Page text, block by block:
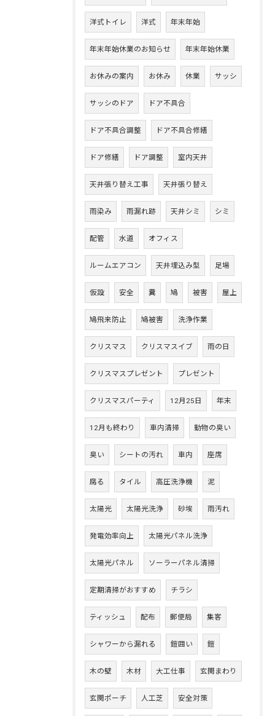
洋式トイレ 洋式 年末年始
年末年始休業のお知らせ 年末年始休業
お休みの案内 お休み 休業 サッシ
サッシのドア ドア不具合
ドア不具合調整 ドア不具合修繕
ドア修繕 ドア調整 室内天井
天井張り替え工事 天井張り替え
雨染み 雨漏れ跡 天井シミ シミ
配管 水道 オフィス
ルームエアコン 天井埋込み型 足場
仮設 安全 糞 鳩 被害 屋上
鳩飛来防止 鳩被害 洗浄作業
クリスマス クリスマスイブ 雨の日
クリスマスプレゼント プレゼント
クリスマスパーティ 12月25日 年末
12月も終わり 車内清掃 動物の臭い
臭い シートの汚れ 車内 座席
腐る タイル 高圧洗浄機 泥
太陽光 太陽光洗浄 砂埃 雨汚れ
発電効率向上 太陽光パネル洗浄
太陽光パネル ソーラーパネル清掃
定期清掃がおすすめ チラシ
ティッシュ 配布 郵便局 集客
シャワーから漏れる 鎧囲い 鎧
木の壁 木材 大工仕事 玄関まわり
玄関ポーチ 人工芝 安全対策